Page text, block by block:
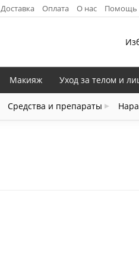
Доставка Оплата О нас Помощь
Средства и препараты
Макияж Уход за телом и